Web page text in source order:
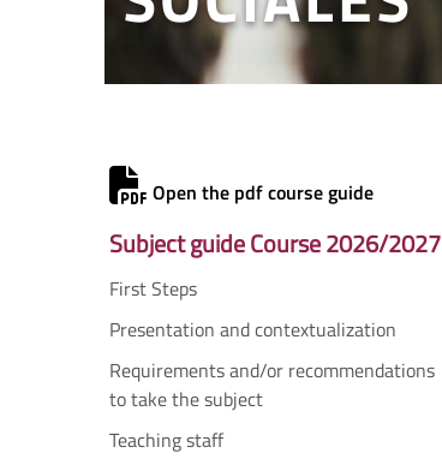
Open the pdf course guide
Subject guide Course 2026/2027
First Steps
Presentation and contextualization
Requirements and/or recommendations
to take the subject
Teaching staff